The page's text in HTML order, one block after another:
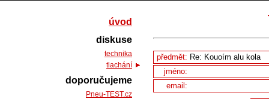
předmět:
jméno:
email:
úvod
diskuse
technika
tlachání
doporučujeme
Pneu-TEST.cz